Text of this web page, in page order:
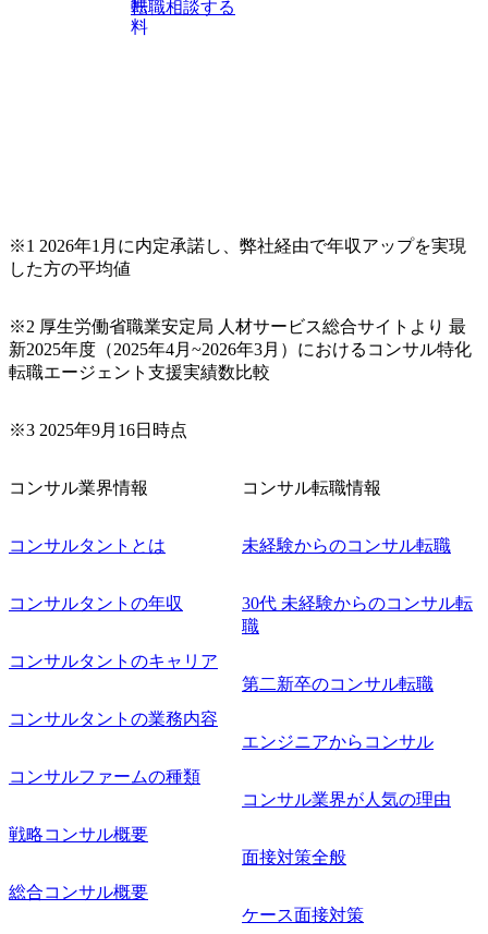
り、常に刺激を受けながらプロジェクトワークが可能 総合
コンサルティングファームの名の通り、全方位のクライア
サルティングファームの立ち上げフェーズに関わることが
できる 豊富な経験を持つコンサル経験者の場合は、自らチ
ーションの開発 など) シンプレクスの顧客基盤、エンジニ
アケイパビリティを活かた確度の高い事業立ち上げが経験
できる 2026年8月21日(金) 19:30〜21:30 (19:20開場) 2026年8
く可能性がございます。 このたび、ファーム経験者の方を
できる機会ですので、ぜひご参加ください。 当日はXspear
名参加する予定です！ ●費用 : 無料 虎ノ門ヒルズ付近 ※詳
している方
料
転職相談する
※1 2026年1月に内定承諾し、弊社経由で年収アップを実現
した方の平均値
※2 厚生労働省職業安定局 人材サービス総合サイトより 最
新2025年度（2025年4月~2026年3月）におけるコンサル特化
転職エージェント支援実績数比較
※3 2025年9月16日時点
コンサル業界情報
コンサルタントとは
コンサルタントの年収
コンサルタントのキャリア
コンサルタントの業務内容
コンサルファームの種類
戦略コンサル概要
総合コンサル概要
コンサル転職情報
未経験からのコンサル転職
30代 未経験からのコンサル転
職
第二新卒のコンサル転職
エンジニアからコンサル
コンサル業界が人気の理由
面接対策全般
ケース面接対策